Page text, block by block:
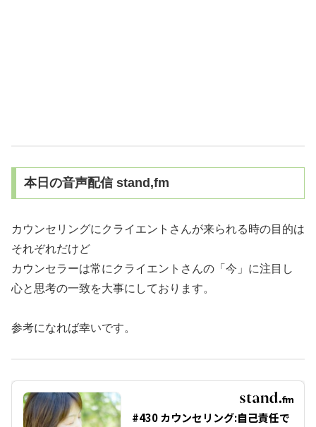
本日の音声配信 stand,fm
カウンセリングにクライエントさんが来られる時の目的は
それぞれだけど
カウンセラーは常にクライエントさんの「今」に注目し
心と思考の一致を大事にしております。
参考になれば幸いです。